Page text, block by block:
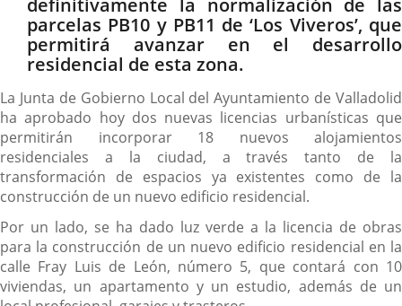
definitivamente la normalización de las
parcelas PB10 y PB11 de ‘Los Viveros’, que
permitirá avanzar en el desarrollo
residencial de esta zona.
La Junta de Gobierno Local del Ayuntamiento de Valladolid
ha aprobado hoy dos nuevas licencias urbanísticas que
permitirán incorporar 18 nuevos alojamientos
residenciales a la ciudad, a través tanto de la
transformación de espacios ya existentes como de la
construcción de un nuevo edificio residencial.
Por un lado, se ha dado luz verde a la licencia de obras
para la construcción de un nuevo edificio residencial en la
calle Fray Luis de León, número 5, que contará con 10
viviendas, un apartamento y un estudio, además de un